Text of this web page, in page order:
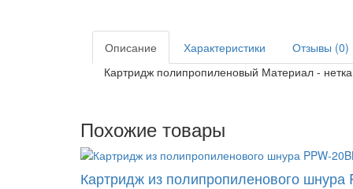
Описание Характеристики
Отзывы (0)
Картридж полипропиленовый Материал -
Похожие товары
Картридж из полипропиленового